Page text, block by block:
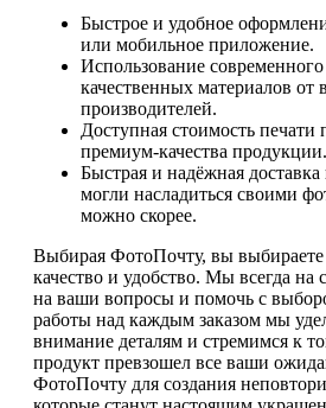
Быстрое и удобное
или мобильное приложение.
Использование
качественных материалов от
производителей.
Доступная стоимость печати
премиум-качества продукции.
Быстрая и надёжная
могли насладиться своими
можно скорее.
Выбирая ФотоПочту, вы выбираете
качество и удобство. Мы всегда на
на ваши вопросы и помочь с
работы над каждым заказом мы
внимание деталям и стремимся к
продукт превзошел все ваши
ФотоПочту для создания